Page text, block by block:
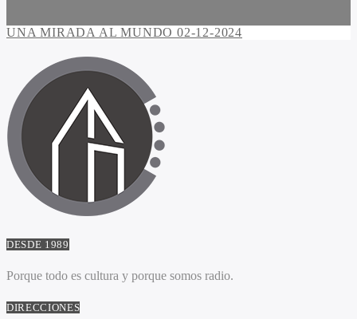
UNA MIRADA AL MUNDO 02-12-2024
DESDE 1989
Porque todo es cultura y porque somos radio.
DIRECCIONES